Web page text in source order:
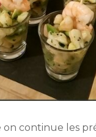
on continue les